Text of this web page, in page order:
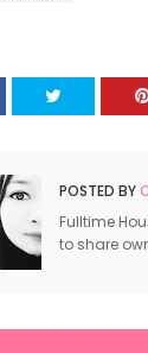
POSTED BY
Fulltime
to share